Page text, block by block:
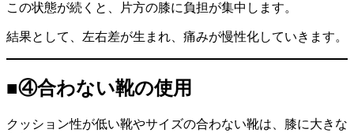
この状態が続くと、片方の膝に負担が集中します。
結果として、左右差が生まれ、痛みが慢性化していきます。
■④合わない靴の使用
クッション性が低い靴やサイズの合わない靴は、膝に大きな